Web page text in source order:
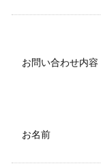
お問い合わせ内容
お名前